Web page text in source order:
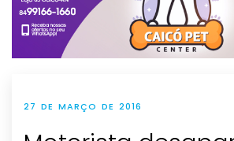
27 DE MARÇO DE 2016